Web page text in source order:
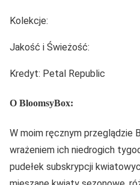
Kolekcje:
Jakość i Świeżość:
Kredyt: Petal Republic
O BloomsyBox:
W moim ręcznym przeglądzie
wrażeniem ich niedrogich
pudełek subskrypcji